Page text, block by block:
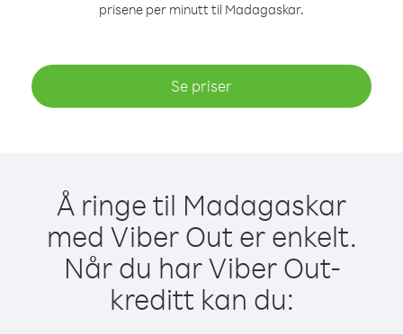
prisene per minutt til Madagaskar.
Se priser
Å ringe til Madagaskar
med Viber Out er enkelt.
Når du har Viber Out-
kreditt kan du: